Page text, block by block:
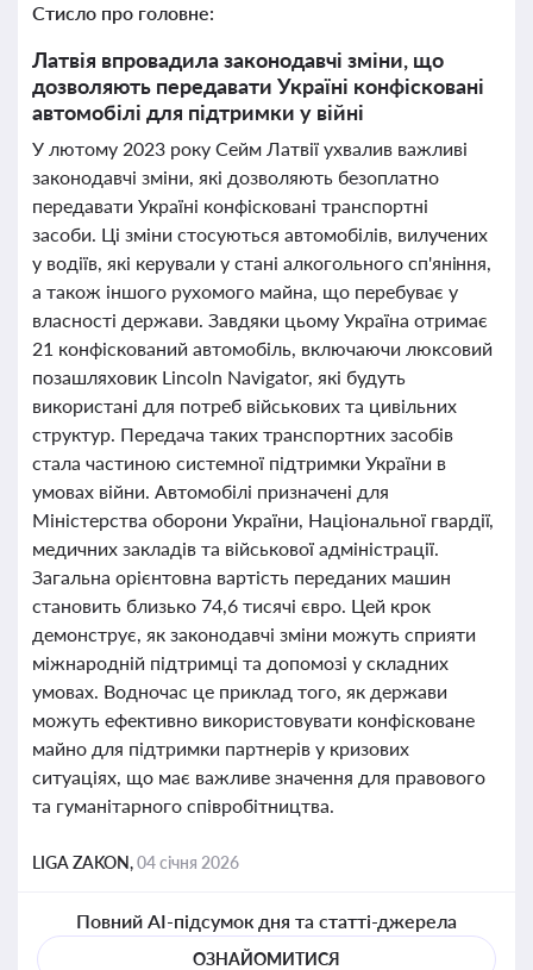
Стисло про головне:
Латвія впровадила законодавчі зміни, що
дозволяють передавати Україні конфісковані
автомобілі для підтримки у війні
У лютому 2023 року Сейм Латвії ухвалив важливі
законодавчі зміни, які дозволяють безоплатно
передавати Україні конфісковані транспортні
засоби. Ці зміни стосуються автомобілів, вилучених
у водіїв, які керували у стані алкогольного сп'яніння,
а також іншого рухомого майна, що перебуває у
власності держави. Завдяки цьому Україна отримає
21 конфіскований автомобіль, включаючи люксовий
позашляховик Lincoln Navigator, які будуть
використані для потреб військових та цивільних
структур. Передача таких транспортних засобів
стала частиною системної підтримки України в
умовах війни. Автомобілі призначені для
Міністерства оборони України, Національної гвардії,
медичних закладів та військової адміністрації.
Загальна орієнтовна вартість переданих машин
становить близько 74,6 тисячі євро. Цей крок
демонструє, як законодавчі зміни можуть сприяти
міжнародній підтримці та допомозі у складних
умовах. Водночас це приклад того, як держави
можуть ефективно використовувати конфісковане
майно для підтримки партнерів у кризових
ситуаціях, що має важливе значення для правового
та гуманітарного співробітництва.
LIGA ZAKON,04 січня 2026
Повний AI-підсумок дня та статті-джерела
ОЗНАЙОМИТИСЯ